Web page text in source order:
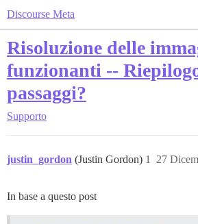
Discourse Meta
Risoluzione delle
funzionanti --
passaggi?
Supporto
justin_gordon (Justin Gordon) 27
1
In base a questo post